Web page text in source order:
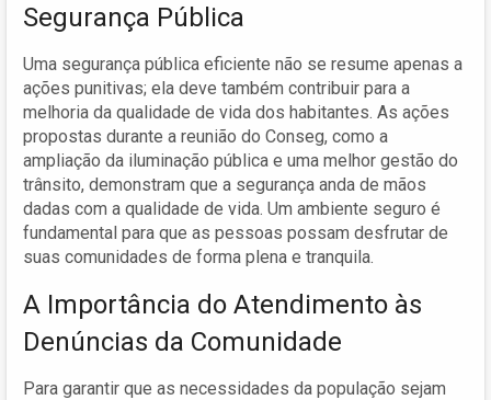
Segurança Pública
Uma segurança pública eficiente não se resume apenas a
ações punitivas; ela deve também contribuir para a
melhoria da qualidade de vida dos habitantes. As ações
propostas durante a reunião do Conseg, como a
ampliação da iluminação pública e uma melhor gestão do
trânsito, demonstram que a segurança anda de mãos
dadas com a qualidade de vida. Um ambiente seguro é
fundamental para que as pessoas possam desfrutar de
suas comunidades de forma plena e tranquila.
A Importância do Atendimento às
Denúncias da Comunidade
Para garantir que as necessidades da população sejam